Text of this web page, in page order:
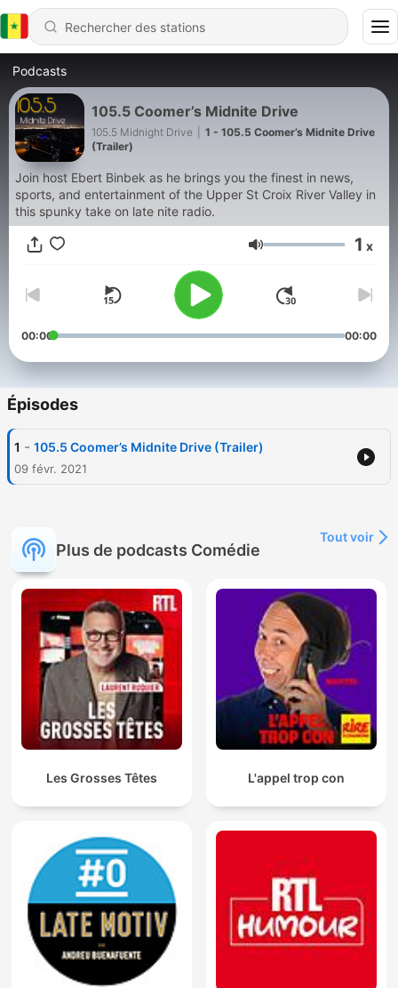
Podcasts
105.5 Coomer’s Midnite Drive
105.5 Midnight Drive
1 - 105.5 Coomer’s Midnite Drive
(Trailer)
Join host Ebert Binbek as he brings you the finest in news,
sports, and entertainment of the Upper St Croix River Valley in
this spunky take on late nite radio.
Volume 1 x
00:00 00:00
Épisodes
1 - 105.5 Coomer’s Midnite Drive (Trailer)
09 févr. 2021
Plus de podcasts Comédie
Tout voir
Les Grosses Têtes L'appel trop con